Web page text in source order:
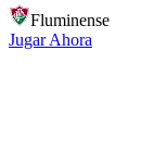
Fluminense
Jugar Ahora